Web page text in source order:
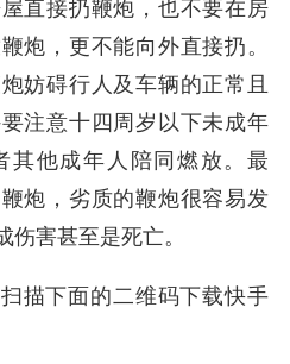
直接扔鞭炮，也不要在房
炮，更不能向外直接扔。
妨碍行人及车辆的正常且
注意十四周岁以下未成年
其他成年人陪同燃放。最
炮，劣质的鞭炮很容易发
害甚至是死亡。
描下面的二维码下载快手